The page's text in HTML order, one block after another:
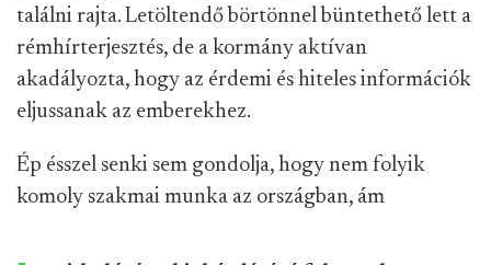
találni rajta. Letöltendő börtönnel büntethető lett a
rémhírterjesztés, de a kormány aktívan
akadályozta, hogy az érdemi és hiteles információk
eljussanak az emberekhez.
Ép ésszel senki sem gondolja, hogy nem folyik
komoly szakmai munka az országban, ám